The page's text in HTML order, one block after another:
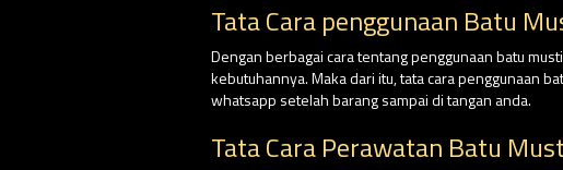
Tata Cara penggunaan Batu
Dengan berbagai cara tentang penggunaan batu
kebutuhannya. Maka dari itu, tata cara penggunaan
whatsapp setelah barang sampai di tangan anda.
Tata Cara Perawatan Batu